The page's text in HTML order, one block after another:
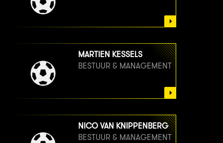
MARTIEN KESSELS
BESTUUR & MANAGEMENT
NICO VAN KNIPPENBERG
BESTUUR & MANAGEMENT